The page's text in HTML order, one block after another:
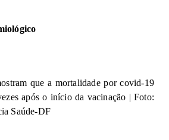
que a mortalidade por covid-19
após o início da vacinação | Foto:
Saúde-DF